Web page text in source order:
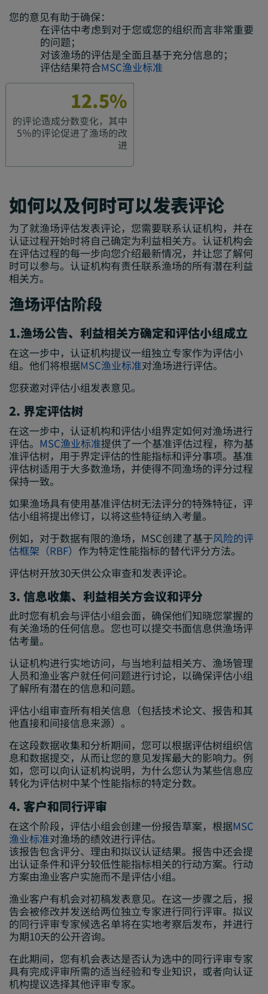
您的意见有助于确保：
在评估中考虑到对于您或您的组织而言非常重要
的问题；
对该渔场的评估是全面且基于充分信息的；
评估结果符合MSC渔业标准
12.5%
的评论造成分数变化，其中
5％的评论促进了渔场的改
进
如何以及何时可以发表评论
为了就渔场评估发表评论，您需要联系认证机构，并在
认证过程开始时将自己确定为利益相关方。认证机构会
在评估过程的每一步向您介绍最新情况，并让您了解何
时可以参与。认证机构有责任联系渔场的所有潜在利益
相关方。
渔场评估阶段
1.渔场公告、利益相关方确定和评估小组成立
在这一步中，认证机构提议一组独立专家作为评估小
组。他们将根据MSC渔业标准对渔场进行评估。
您获邀对评估小组发表意见。
2. 界定评估树
在这一步中，认证机构和评估小组界定如何对渔场进行
评估。 MSC渔业标准提供了一个基准评估过程，称为基
准评估树，用于界定评估的性能指标和评分事项。基准
评估树适用于大多数渔场，并使得不同渔场的评分过程
保持一致。
如果渔场具有使用基准评估树无法评分的特殊特征，评
估小组将提出修订，以将这些特征纳入考量。
例如，对于数据有限的渔场，MSC创建了基于风险的评
估框架（RBF） 作为特定性能指标的替代评分方法。
评估树开放30天供公众审查和发表评论。
3. 信息收集、利益相关方会议和评分
此时您有机会与评估小组会面，确保他们知晓您掌握的
有关渔场的任何信息。您也可以提交书面信息供渔场评
估考量。
认证机构进行实地访问，与当地利益相关方、渔场管理
人员和渔业客户就任何问题进行讨论，以确保评估小组
了解所有潜在的信息和问题。
评估小组审查所有相关信息（包括技术论文、报告和其
他直接和间接信息来源）。
在这段数据收集和分析期间，您可以根据评估树组织信
息和数据提交，从而让您的意见发挥最大的影响力。例
如，您可以向认证机构说明，为什么您认为某些信息应
转化为评估树中某个性能指标的特定分数。
4. 客户和同行评审
在这个阶段，评估小组会创建一份报告草案，根据MSC
渔业标准对渔场的绩效进行评估。
该报告包含评分、理由和拟议认证结果。报告中还会提
出认证条件和评分较低性能指标相关的行动方案。行动
方案由渔业客户实施而不是评估小组。
渔业客户有机会对初稿发表意见。在这一步骤之后，报
告会被修改并发送给两位独立专家进行同行评审。拟议
的同行评审专家候选名单将在实地考察后发布，并进行
为期10天的公开咨询。
在此期间，您有机会表达是否认为选中的同行评审专家
具有完成评审所需的适当经验和专业知识，或者向认证
机构提议选择其他评审专家。